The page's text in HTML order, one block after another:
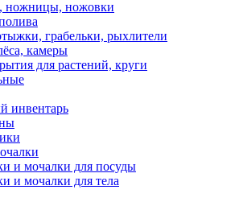
ножницы, ножовки
грабельки, рыхлители
камеры
для растений, круги
инвентарь
и мочалки для посуды
и мочалки для тела